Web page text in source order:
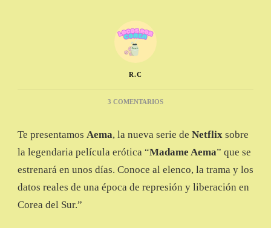
R.C
3 COMENTARIOSEN
HISTORIA
OCULTA
CINE
Te presentamos Aema, la nueva serie de Netflix sobre
la legendaria película erótica “Madame Aema” que se
estrenará en unos días. Conoce al elenco, la trama y los
datos reales de una época de represión y liberación en
Corea del Sur.”